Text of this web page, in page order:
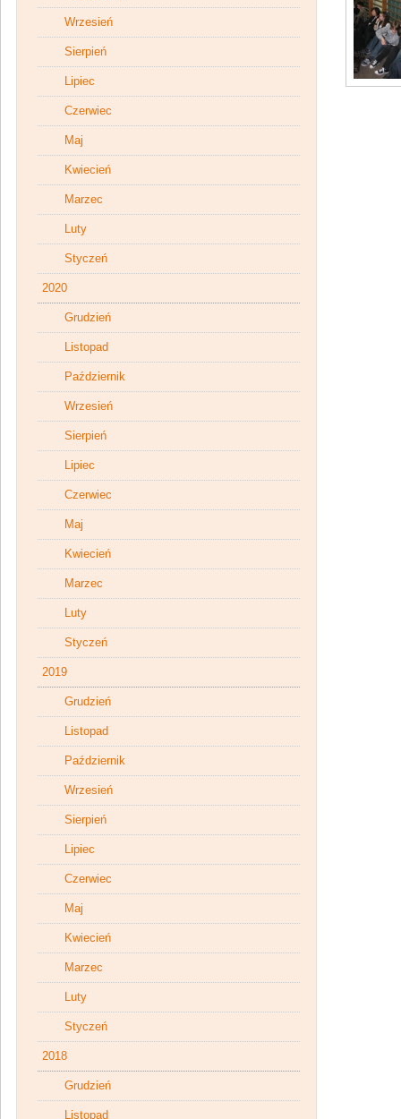
Wrzesień
Sierpień
Lipiec
Czerwiec
Maj
Kwiecień
Marzec
Luty
Styczeń
2020
Grudzień
Listopad
Październik
Wrzesień
Sierpień
Lipiec
Czerwiec
Maj
Kwiecień
Marzec
Luty
Styczeń
2019
Grudzień
Listopad
Październik
Wrzesień
Sierpień
Lipiec
Czerwiec
Maj
Kwiecień
Marzec
Luty
Styczeń
2018
Grudzień
Listopad